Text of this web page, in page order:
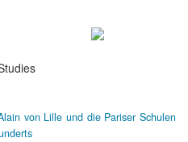
von Lille und die Pariser Schulen